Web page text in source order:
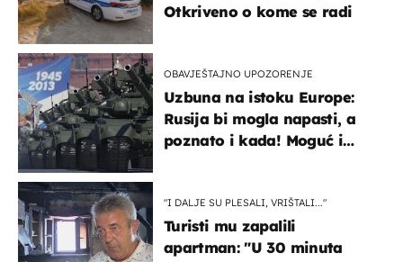
Otkriveno o kome se radi
OBAVJEŠTAJNO UPOZORENJE
Uzbuna na istoku Europe:
Rusija bi mogla napasti, a
poznato i kada! Moguć i
"I DALJE SU PLESALI, VRIŠTALI..."
Turisti mu zapalili
apartman: "U 30 minuta